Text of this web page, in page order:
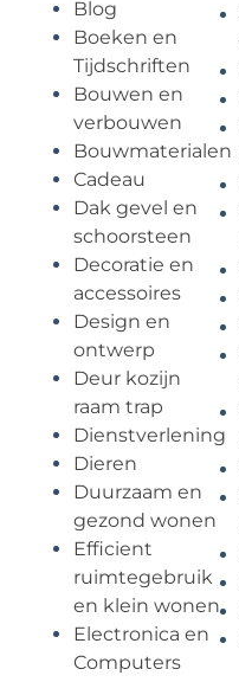
Blog
Boeken en
Tijdschriften
Bouwen en
verbouwen
Bouwmaterialen
Cadeau
Dak gevel en
schoorsteen
Decoratie en
accessoires
Design en
ontwerp
Deur kozijn
raam trap
Dienstverlening
Dieren
Duurzaam en
gezond wonen
Efficient
ruimtegebruik
en klein wonen
Electronica en
Computers